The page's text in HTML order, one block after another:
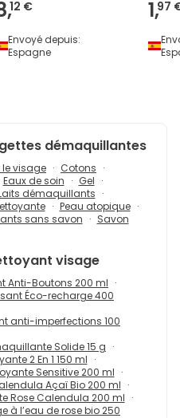
12 €
Envoyé depuis:
Espagne
1,97
démaquillantes
le visage
Cotons
Eaux de soin
Gel
démaquillants
Peau atopique
sans savon Savon
visage
Anti-Boutons 200 ml
Éco-recharge 400
anti-imperfections 100
Solide 15 g
2 En 1 150 ml
Sensitive 200 ml
Açaï Bio 200 ml
Rose Calendula 200 ml
à l’eau de rose bio 250